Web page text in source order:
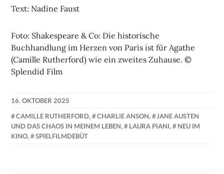
Text: Nadine Faust
Foto: Shakespeare & Co: Die historische
Buchhandlung im Herzen von Paris ist für Agathe
(Camille Rutherford) wie ein zweites Zuhause. ©
Splendid Film
16. OKTOBER 2025
NADINE
FAUST
CAMILLE RUTHERFORD, CHARLIE ANSON,
JANE AUSTEN
UND DAS CHAOS IN MEINEM LEBEN, LAURA PIANI,
NEU IM
KINO, SPIELFILMDEBÜT